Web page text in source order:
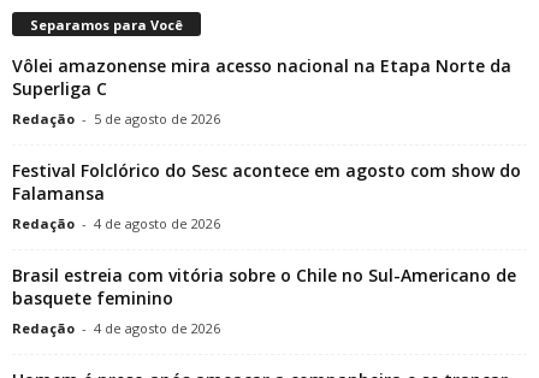
Separamos para Você
Vôlei amazonense mira acesso nacional na Etapa Norte da
Superliga C
Redação - 5 de agosto de 2026
Festival Folclórico do Sesc acontece em agosto com show do
Falamansa
Redação - 4 de agosto de 2026
Brasil estreia com vitória sobre o Chile no Sul-Americano de
basquete feminino
Redação - 4 de agosto de 2026